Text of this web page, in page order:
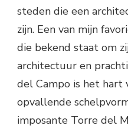
steden die een
zijn. Een van mijn
die bekend staat om
architectuur en
del Campo is het hart
opvallende
imposante Torre del